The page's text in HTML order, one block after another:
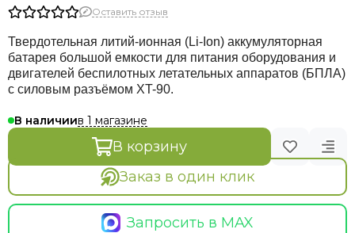
Оставить отзыв
Твердотельная литий-ионная (Li-Ion) аккумуляторная
батарея большой емкости для питания оборудования и
двигателей беспилотных летательных аппаратов (БПЛА)
с силовым разъёмом XT-90.
В наличиив 1 магазине
В корзину
Заказ в один клик
Запросить в MAX